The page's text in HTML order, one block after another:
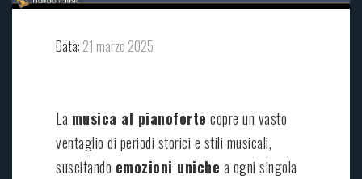
Data: 21 marzo 2025
La musica al pianoforte copre un vasto
ventaglio di periodi storici e stili musicali,
suscitando emozioni uniche a ogni singola